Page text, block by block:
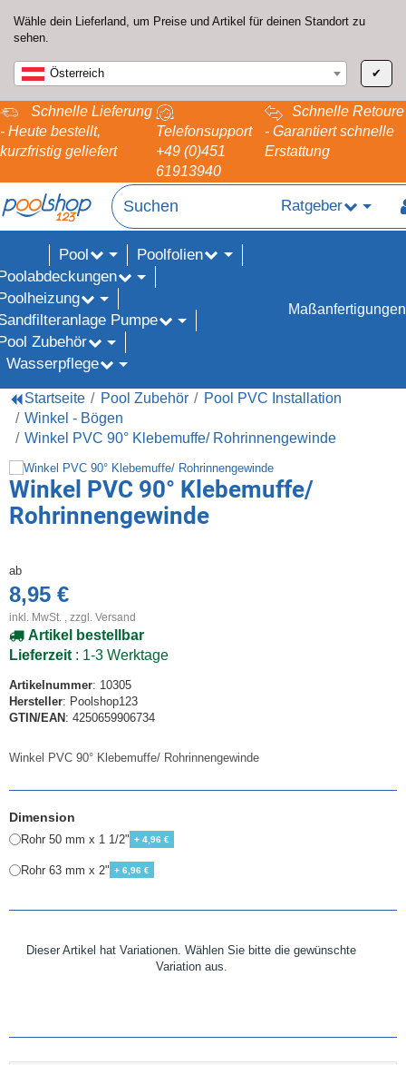
Wähle dein Lieferland, um Preise und Artikel für deinen Standort zu
sehen.
Österreich ✔
Schnelle Lieferung
- Heute bestellt,
kurzfristig geliefert
Telefonsupport
+49 (0)451
61913940
Schnelle Retoure
- Garantiert schnelle
Erstattung
Ratgeber
Pool
Poolfolien
Pumpe
Zubehör
Wasserpflege
Maßanfertigungen
Startseite Pool Zubehör
Pool PVC Installation
Winkel - Bögen
Winkel PVC 90° Klebemuffe/ Rohrinnengewinde
Winkel PVC 90° Klebemuffe/
Rohrinnengewinde
ab
8,95 €
inkl. MwSt. , zzgl. Versand
Artikel bestellbar
Lieferzeit : 1-3 Werktage
Artikelnummer: 10305
Hersteller: Poolshop123
GTIN/EAN : 4250659906734
Winkel PVC 90° Klebemuffe/ Rohrinnengewinde
Dimension
Rohr 50 mm x 1 1/2" + 4,96 €
Rohr 63 mm x 2" + 6,96 €
Dieser Artikel hat Variationen. Wählen Sie bitte die gewünschte
Variation aus.